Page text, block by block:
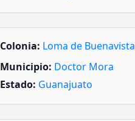
Colonia: Loma de Buenavista
Municipio: Doctor Mora
Estado: Guanajuato